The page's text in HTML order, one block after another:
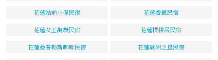
花蓮站前小保民宿 花蓮香風民宿
花蓮女王萬歲民宿 花蓮樸耕居民宿
花蓮曼普勒斯咖啡民宿 花蓮歐洲之星民宿